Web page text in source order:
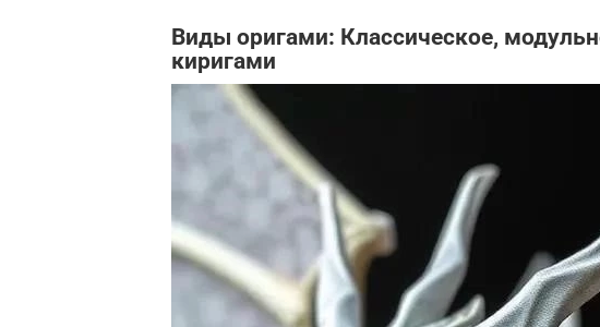
Виды оригами: Классическое,
киригами